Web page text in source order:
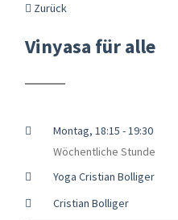
Zurück
Vinyasa für alle
Montag, 18:15 - 19:30
Wöchentliche Stunde
Yoga Cristian Bolliger
Cristian Bolliger